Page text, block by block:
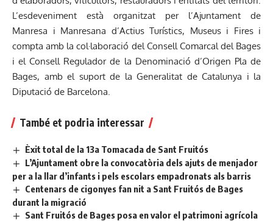
L’esdeveniment està organitzat per l’Ajuntament de
Manresa i Manresana d’Actius Turístics, Museus i Fires i
compta amb la col·laboració del Consell Comarcal del Bages
i el Consell Regulador de la Denominació d’Origen Pla de
Bages, amb el suport de la Generalitat de Catalunya i la
Diputació de Barcelona.
També et podria interessar
Èxit total de la 13a Tomacada de Sant Fruitós
L’Ajuntament obre la convocatòria dels ajuts de menjador
per a la llar d’infants i pels escolars empadronats als barris
Centenars de cigonyes fan nit a Sant Fruitós de Bages
durant la migració
Sant Fruitós de Bages posa en valor el patrimoni agrícola